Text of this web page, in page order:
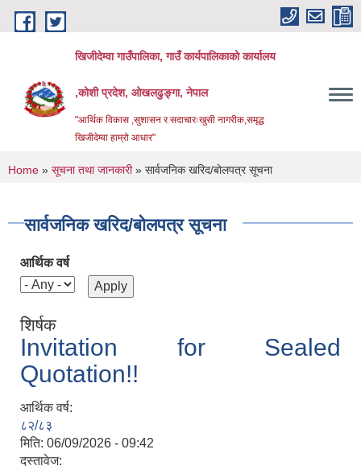
Skip to main content
खिजीदेम्वा गाउँपालिका, गाउँ कार्यपालिकाको कार्यालय
,कोशी प्रदेश, ओखलढुङ्गा, नेपाल
"आर्थिक विकास ,सुशासन र सदाचारःखुसी नागरीक,समृद्ध
खिजीदेम्वा हाम्रो आधार"
You are here
Home » सूचना तथा जानकारी» सार्वजनिक खरिद/बोलपत्र सूचना
सार्वजनिक खरिद/बोलपत्र सूचना
आर्थिक वर्ष
शिर्षक
Invitation for Sealed
Quotation!!
आर्थिक वर्ष:
८२/८३
मिति: 06/09/2026 - 09:42
दस्तावेज: